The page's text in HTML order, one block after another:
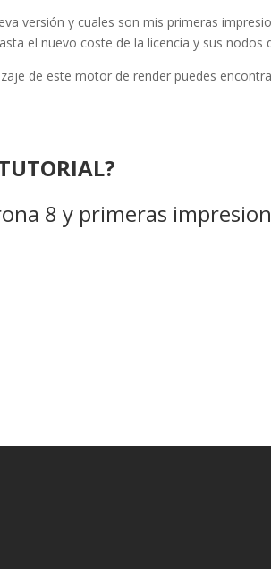
versión y cuales son mis primeras
el nuevo coste de la licencia y sus nodos
de este motor de render puedes
8 y primeras